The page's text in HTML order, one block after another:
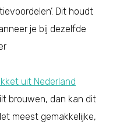
Dit houdt
je bij dezelfde
uit Nederland
brouwen, dan kan dit
meest gemakkelijke,